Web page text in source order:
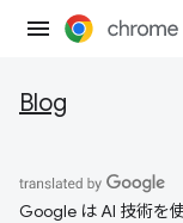
Blog
Google は AI 技術を